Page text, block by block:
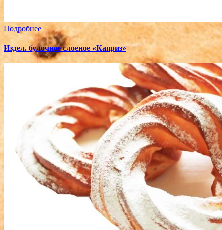
Подробнее
Издел. булочное слоеное «Каприз»